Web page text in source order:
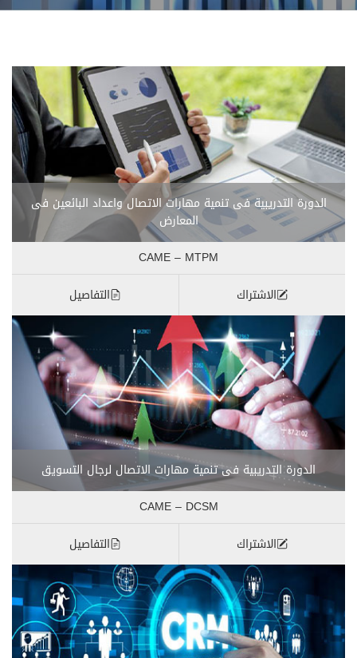
الدورة التدريبية فى تنمية مهارات الاتصال واعداد البائعين فى
المعارض
CAME – MTPM
الاشتراك
التفاصيل
الدورة التدريبية فى تنمية مهارات الاتصال لرجال التسويق
CAME – DCSM
الاشتراك
التفاصيل